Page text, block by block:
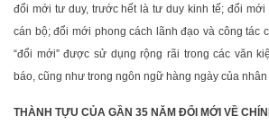
đổi mới tư duy, trước hết là tư duy kinh tế; đổi
cán bộ; đổi mới phong cách lãnh đạo và công tác
“đổi mới” được sử dụng rộng rãi trong các văn
báo, cũng như trong ngôn ngữ hàng ngày của nhân
THÀNH TỰU CỦA GẦN 35 NĂM ĐỔI MỚI VỀ